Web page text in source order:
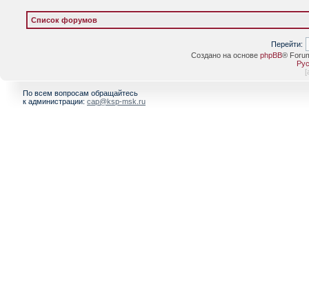
Список форумов
Перейти:
Создано на основе phpBB®
[
По всем вопросам обращайтесь
к администрации: cap@ksp-msk.ru